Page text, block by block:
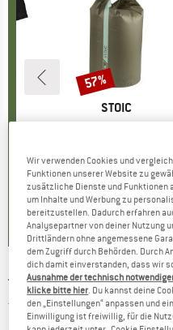
T-Shirt
)
MARKE
STOIC
5,0(2)
Rabatt
57%
TENTREE -Women's
Tank Top
Wir verwenden Cookies und
Funktionen unserer Website zu
zusätzliche Dienste und Funktionen
um Inhalte und Werbung zu
bereitzustellen. Dadurch erfahren
Analysepartner von deiner Nutzung
Drittländern ohne angemessene
dem Zugriff durch Behörden. Durch
dich damit einverstanden, dass wir
Ausnahme der technisch
klicke bitte hier. Du kannst deine
den „Einstellungen“ anpassen und
Einwilligung ist freiwillig, für die